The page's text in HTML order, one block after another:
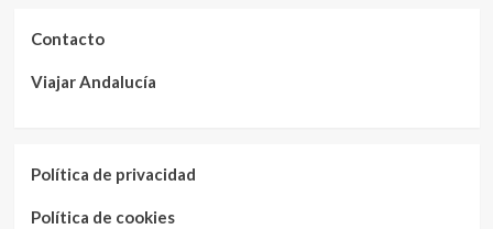
Contacto
Viajar Andalucía
Política de privacidad
Política de cookies